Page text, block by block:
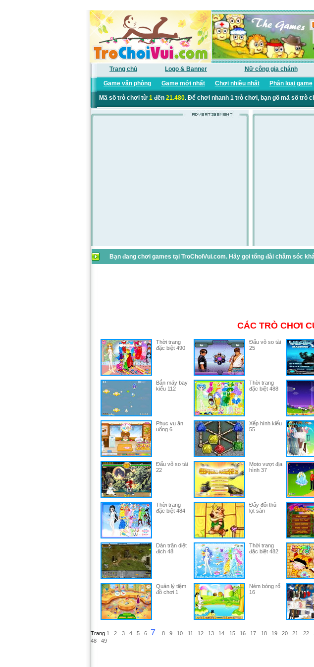
Trang chủ Logo & Banner Nữ công gia chánh
Game văn phòng
Game mới nhất Chơi nhiều nhất Phân loại game
Mã số trò chơi từ 1đến 21.480. Để chơi nhanh 1 trò chơi, bạn gõ mã số trò
Bạn đang chơi games tại TroChoiVui.com. Hãy gọi tổng đài chăm sóc
CÁC TRÒ CHƠI
Thời trang
đặc biệt 490
Đấu võ so tài
25
Bắn máy bay
kiểu 112
Thời trang
đặc biệt 488
Phục vụ ăn
uống 6
Xếp hình kiểu
55
Đấu võ so tài
22
Moto vượt địa
hình 37
Thời trang
đặc biệt 484
Đẩy đối thủ
lọt sàn
Dàn trận diệt
địch 48
Thời trang
đặc biệt 482
Quản lý tiệm
đồ chơi 1
Ném bóng rổ
16
Trang 1 2 3 4 5 6 7 8 9 10 11 12 13 14 15 16 17 18 19 20 21 22
48
49